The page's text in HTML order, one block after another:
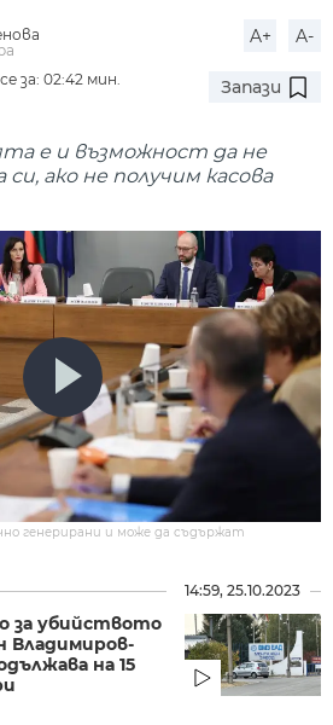
A+ A-
за: 02:42 мин.
Запази
е и възможност да не
ако не получим касова
генерирани и може да съдържат
за убийството
Владимиров-
на 15
14:59, 25.10.2023